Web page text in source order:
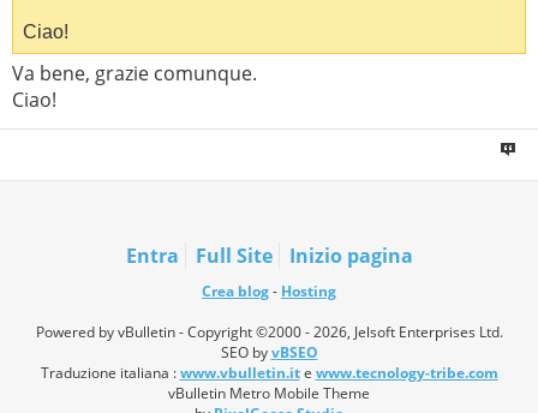
Ciao!
Va bene, grazie comunque.
Ciao!
Entra Full Site Inizio pagina
Crea blog- Hosting
Powered by vBulletin - Copyright ©2000 - 2026, Jelsoft Enterprises Ltd.
SEO byvBSEO
Traduzione italiana :www.vbulletin.ite www.tecnology-tribe.com
vBulletin Metro Mobile Theme